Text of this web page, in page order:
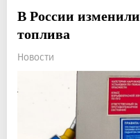
В России
топлива
Новости